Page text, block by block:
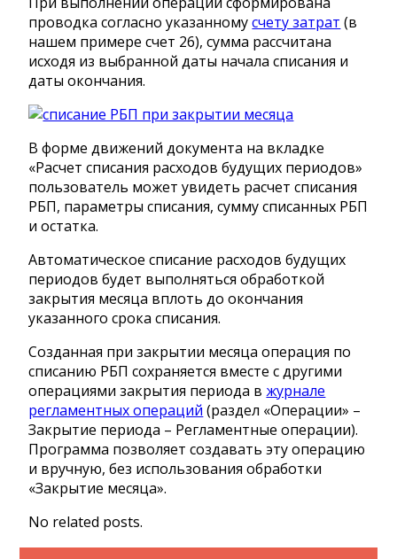
проводка согласно указанномусчету затрат (в
нашем примере счет 26), сумма рассчитана
исходя из выбранной даты начала списания и
даты окончания.
В форме движений документа на вкладке
«Расчет списания расходов будущих периодов»
пользователь может увидеть расчет списания
РБП, параметры списания, сумму списанных РБП
и остатка.
Автоматическое списание расходов будущих
периодов будет выполняться обработкой
закрытия месяца вплоть до окончания
указанного срока списания.
Созданная при закрытии месяца операция по
списанию РБП сохраняется вместе с другими
операциями закрытия периода вжурнале
регламентных операций (раздел «Операции» –
Закрытие периода – Регламентные операции).
Программа позволяет создавать эту операцию
и вручную, без использования обработки
«Закрытие месяца».
No related posts.